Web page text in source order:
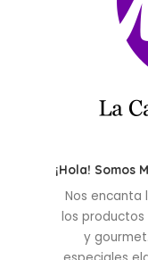
¡Hola! Somos
Nos encanta
los productos
y